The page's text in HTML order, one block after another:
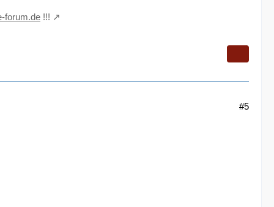
forum.de !!!
#5